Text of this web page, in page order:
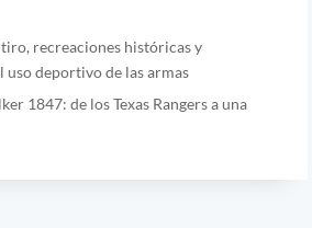
recreaciones históricas y
uso deportivo de las armas
1847: de los Texas Rangers a una